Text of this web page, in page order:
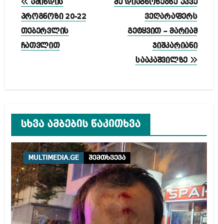
ნავიგაცია
ამინდის
პროგნოზი 20-22
თებერვლის
ჩათვლით
მე დიაგნოზებზე უკვე
ვეღარაფერს
გეტყვით – მარიამ
ჯიშკარიანი
სააკაშვილზე
სხვა ამბების წაკითხვა
MULTIMEDIA.GE შემთხვევა